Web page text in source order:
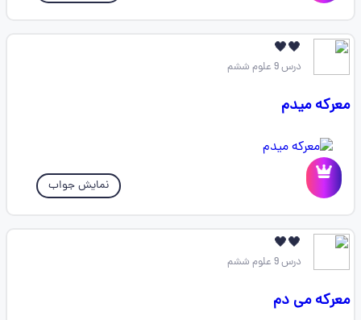
🖤🖤
درس 9 علوم ششم
معرکه میدم
نمایش جواب
🖤🖤
درس 9 علوم ششم
معرکه می دم